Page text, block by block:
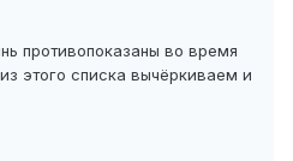
противопоказаны во время
этого списка вычёркиваем и